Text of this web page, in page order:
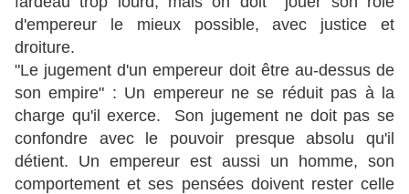
d'empereur le mieux possible, avec justice et
droiture.
"Le jugement d'un empereur doit être au-dessus de
son empire" : Un empereur ne se réduit pas à la
charge qu'il exerce. Son jugement ne doit pas se
confondre avec le pouvoir presque absolu qu'il
détient. Un empereur est aussi un homme, son
comportement et ses pensées doivent rester celle